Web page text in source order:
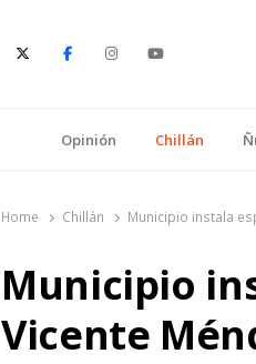
Opinión Chillán
Home Chillán Municipio instala
Municipio
Vicente